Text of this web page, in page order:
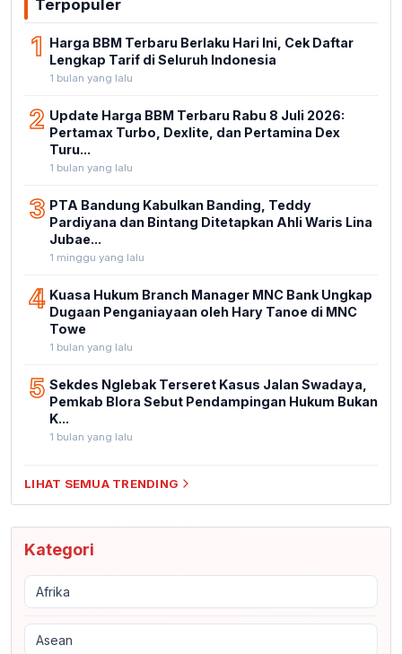
Terpopuler
1 Harga BBM Terbaru Berlaku Hari Ini, Cek Daftar
Lengkap Tarif di Seluruh Indonesia
1 bulan yang lalu
2 Update Harga BBM Terbaru Rabu 8 Juli 2026:
Pertamax Turbo, Dexlite, dan Pertamina Dex
Turu...
1 bulan yang lalu
3 PTA Bandung Kabulkan Banding, Teddy
Pardiyana dan Bintang Ditetapkan Ahli Waris Lina
Jubae...
1 minggu yang lalu
4 Kuasa Hukum Branch Manager MNC Bank Ungkap
Dugaan Penganiayaan oleh Hary Tanoe di MNC
Towe
1 bulan yang lalu
5 Sekdes Nglebak Terseret Kasus Jalan Swadaya,
Pemkab Blora Sebut Pendampingan Hukum Bukan
K...
1 bulan yang lalu
LIHAT SEMUA TRENDING
Kategori
Afrika
Asean